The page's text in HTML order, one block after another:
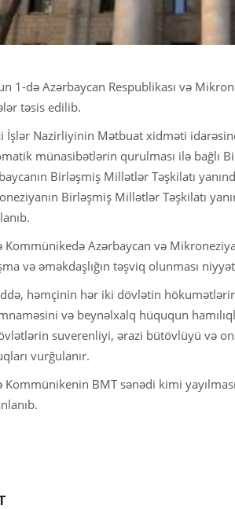
1-də Azərbaycan Respublikası və
təsis edilib.
İşlər Nazirliyinin Mətbuat xidməti
münasibətlərin qurulması ilə bağlı
Birləşmiş Millətlər Təşkilatı
Birləşmiş Millətlər Təşkilatı
Kommünikedə Azərbaycan və
və əməkdaşlığın təşviq olunması
həmçinin hər iki dövlətin
və beynəlxalq hüququn
suverenliyi, ərazi bütövlüyü və
vurğulanır.
Kommünikenin BMT sənədi kimi